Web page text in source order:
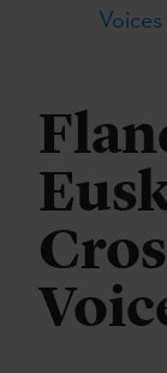
Voices